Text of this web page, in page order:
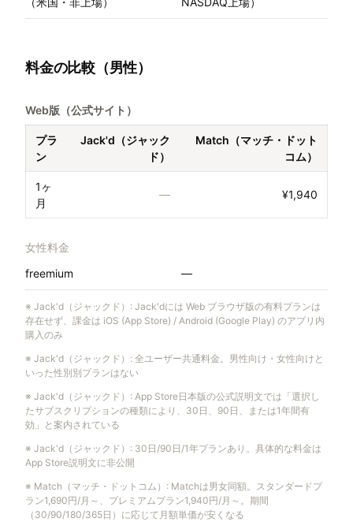
料金の比較（男性）
Web版（公式サイト）
プラ
ン
Jack'd（ジャック
ド）
Match（マッチ・ドット
コム）
1ヶ
月
— ¥1,940
女性料金
freemium
—
※ Jack'd（ジャックド） : Jack'dには Web ブラウザ版の有料プランは
存在せず、課金は iOS (App Store) / Android (Google Play) のアプリ内
購入のみ
※ Jack'd（ジャックド） : 全ユーザー共通料金。男性向け・女性向けと
いった性別別プランはない
※ Jack'd（ジャックド） : App Store日本版の公式説明文では「選択し
たサブスクリプションの種類により、30日、90日、または1年間有
効」と案内されている
※ Jack'd（ジャックド） : 30日/90日/1年プランあり。具体的な料金は
App Store説明文に非公開
※ Match（マッチ・ドットコム） : Matchは男女同額。スタンダードプ
ラン1,690円/月～、プレミアムプラン1,940円/月～。期間
（30/90/180/365日）に応じて月額単価が安くなる